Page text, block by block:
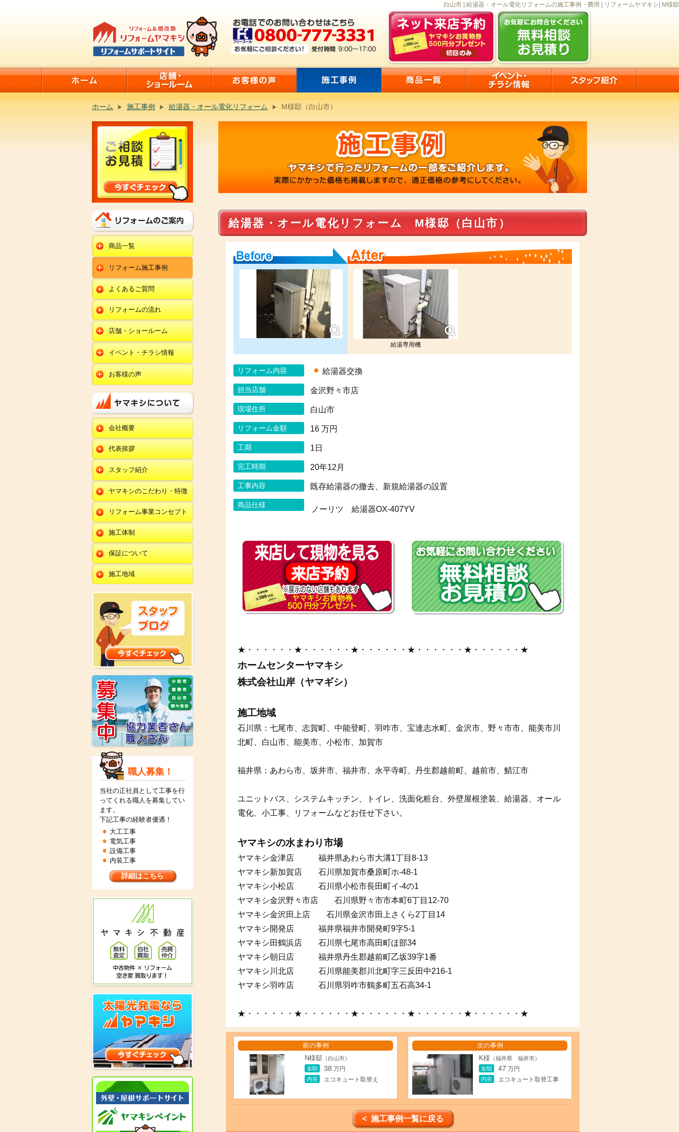
白山市 | 給湯器・オール電化リフォームの施工事例・費用 | リフォームヤマキシ| M様邸
ホーム 施工事例 給湯器・オール電化リフォーム M様邸（白山市）
給湯器・オール電化リフォーム M様邸（白山市）
Before After
給湯専用機
リフォーム内容 給湯器交換
担当店舗 金沢野々市店
現場住所 白山市
リフォーム金額 16 万円
工期 1日
完工時期 20年12月
工事内容 既存給湯器の撤去、新規給湯器の設置
商品仕様 ノーリツ 給湯器OX-407YV
★・・・・・・★・・・・・・★・・・・・・★・・・・・・★・・・・・・★
ホームセンターヤマキシ
株式会社山岸（ヤマギシ）
施工地域
石川県：七尾市、志賀町、中能登町、羽咋市、宝達志水町、金沢市、野々市市、能美市川
北町、白山市、能美市、小松市、加賀市
福井県：あわら市、坂井市、福井市、永平寺町、丹生郡越前町、越前市、鯖江市
ユニットバス、システムキッチン、トイレ、洗面化粧台、外壁屋根塗装、給湯器、オール
電化、小工事、リフォームなどお任せ下さい。
ヤマキシの水まわり市場
ヤマキシ金津店 福井県あわら市大溝1丁目8-13
ヤマキシ新加賀店 石川県加賀市桑原町ホ-48-1
ヤマキシ小松店 石川県小松市長田町イ-4の1
ヤマキシ金沢野々市店 石川県野々市市本町6丁目12-70
ヤマキシ金沢田上店 石川県金沢市田上さくら2丁目14
ヤマキシ開発店 福井県福井市開発町9字5-1
ヤマキシ田鶴浜店 石川県七尾市高田町ほ部34
ヤマキシ朝日店 福井県丹生郡越前町乙坂39字1番
ヤマキシ川北店 石川県能美郡川北町字三反田中216-1
ヤマキシ羽咋店 石川県羽咋市鶴多町五石高34-1
★・・・・・・★・・・・・・★・・・・・・★・・・・・・★・・・・・・★
前の事例
N様邸 （白山市）
金額
38 万円
内容
エコキュート取替え
次の事例
K様 （福井県 福井市）
金額
47 万円
内容
エコキュート取替工事
< 施工事例一覧に戻る
商品一覧
水回りリフォーム
キッチンリフォーム
ユニットバスリフォー
ム
トイレリフォーム
洗面化粧台リフォー
ム
オール電化セット
エコキュート
給湯器
エクステリア
外壁塗装
内装リフォーム
リフォーム施工事例
キッチン
ユニットバス
トイレ
洗面化粧台
エクステリア
外壁塗装・外装工事
改装・内装リフォー
ム
修理・小工事
全面リフォーム
よくあるご質問
リフォームの流れ
店舗・ショールーム
田鶴浜店
金沢野々市店
川北店
小松店
新加賀店
金津店
朝日店
羽咋店
金沢田上店
イベント・チラシ情報
田鶴浜店
金沢野々市店
小松店
新加賀店
金津店
朝日店
羽咋店
金沢田上店
お客様の声
キッチン
ユニットバス
トイレ
洗面化粧台
オール電化・給湯器
エクステリア
外壁塗装・外壁工事
改装・内装リフォー
ム
修理・小工事
全面リフォーム
会社概要
代表挨拶
スタッフ紹介
本部
田鶴浜店
金沢野々市店
川北店
小松店
新加賀店
金津店
朝日店
羽咋店
金沢田上店
ヤマキシのこだわり・特徴
リフォーム事業コンセプト
施工体制
保証について
施工地域
職人募集！
当社の正社員として工事を行
ってくれる職人を募集してい
ます。
下記工事の経験者優遇！
大工工事
電気工事
設備工事
内装工事
詳細はこちら